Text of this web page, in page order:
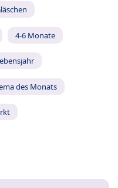
4-6 Monate
des Monats